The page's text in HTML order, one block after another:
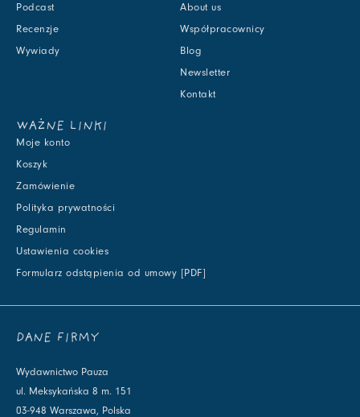
Podcast
Recenzje
Wywiady
About us
Współpracownicy
Blog
Newsletter
Kontakt
WAŻNE LINKI
Moje konto
Koszyk
Zamówienie
Polityka prywatności
Regulamin
Ustawienia cookies
Formularz odstąpienia od umowy [PDF]
DANE FIRMY
Wydawnictwo Pauza
ul. Meksykańska 8 m. 151
03-948 Warszawa, Polska